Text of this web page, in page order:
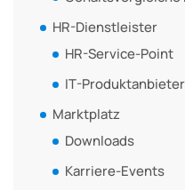
HR-Dienstleister
HR-Service-Point
IT-Produktanbieter
Marktplatz
Downloads
Karriere-Events